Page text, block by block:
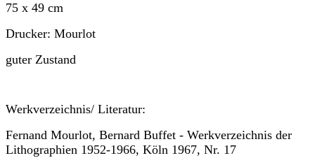
75 x 49 cm
Drucker: Mourlot
guter Zustand
Werkverzeichnis/ Literatur:
Fernand Mourlot, Bernard Buffet - Werkverzeichnis der
Lithographien 1952-1966, Köln 1967, Nr. 17